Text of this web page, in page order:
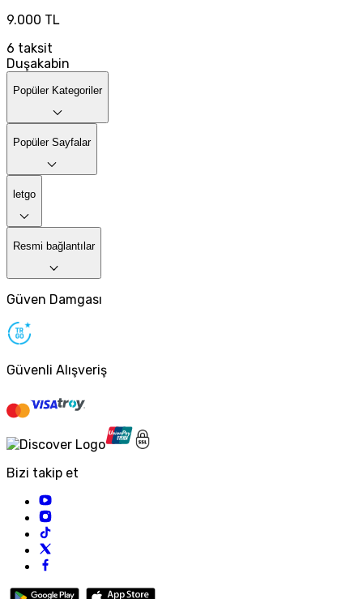
9.000 TL
6 taksit
Duşakabin
Popüler Kategoriler
Popüler Sayfalar
letgo
Resmi bağlantılar
Güven Damgası
Güvenli Alışveriş
Bizi takip et